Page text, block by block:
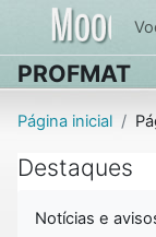
Ir para o conteúdo
PROFMAT
Página inicial
Destaques
Notícias e